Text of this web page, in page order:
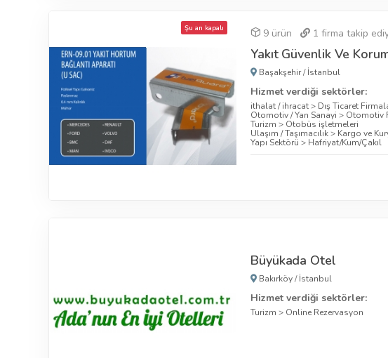
Şu an kapalı 9 ürün 1 firma takip
Yakıt Güvenlik Ve
Başakşehir/İstanbul
Hizmet verdiği sektörler:
ithalat / ihracat> Dış Ticaret
Otomotiv / Yan Sanayi > Otomotiv
Turizm > Otobüs işletmeleri
Ulaşım / Taşımacılık> Kargo ve
Yapı Sektörü > Hafriyat/Kum/Çakıl
Büyükada Otel
Bakırköy/İstanbul
Hizmet verdiği sektörler:
Turizm > Online Rezervasyon